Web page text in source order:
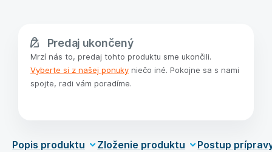
Predaj ukončený
Mrzí nás to, predaj tohto produktu sme ukončili.
Vyberte si z našej ponuky niečo iné. Pokojne sa s nami
spojte, radi vám poradíme.
Popis produktu Zloženie produktu Postup